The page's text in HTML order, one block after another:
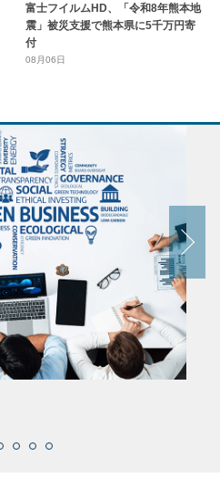
富士フイルムHD、「令和8年熊本地
震」被災支援で熊本県に5千万円寄
付
08月06日